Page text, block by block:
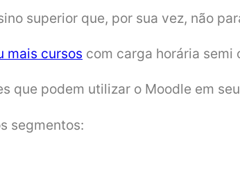
superior que, por sua vez, não
mais cursos com carga horária semi
que podem utilizar o Moodle em
segmentos: